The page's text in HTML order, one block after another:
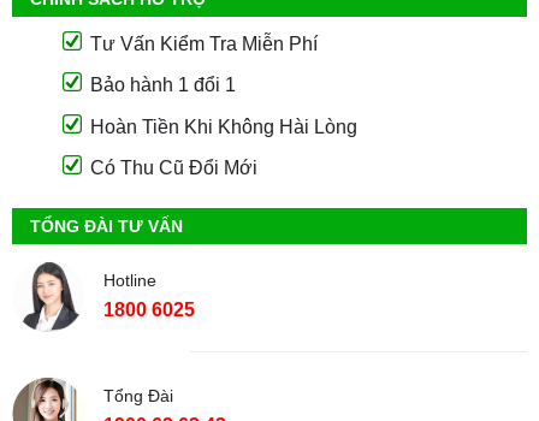
Tư Vấn Kiểm Tra Miễn Phí
Bảo hành 1 đổi 1
Hoàn Tiền Khi Không Hài Lòng
Có Thu Cũ Đổi Mới
TỔNG ĐÀI TƯ VẤN
Hotline
1800 6025
Tổng Đài